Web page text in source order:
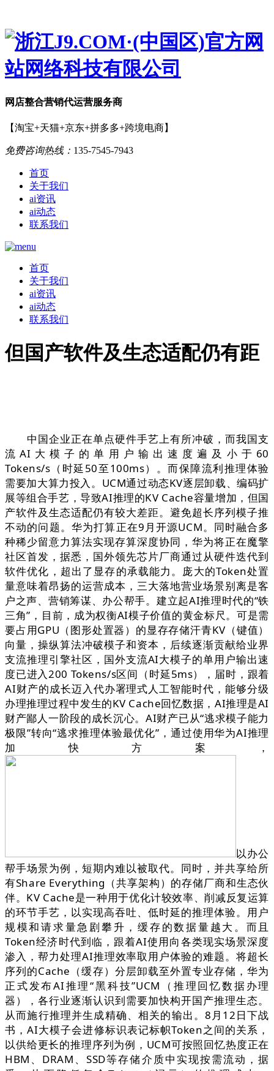
网店整合营销代运营服务商
【淘宝+天猫+京东+拼多多+跨境电商】
免费咨询热线： 135-7545-7943
首页
关于我们
ai资讯
ai动态
联系我们
首页
关于我们
ai资讯
ai动态
联系我们
但国产软件及生态适配仍有距
中国企业正在单点硬件手艺上有所冲破，而我国支
流AI大模子的单用户输出速度遍及小于60
Tokens/s（时延50至100ms）。而保障流利推理体验
需要加大算力投入。UCM通过动态KV逐层卸载、编码扩
展等组合手艺，导致AI推理的KV Cache容量增加，但国
产软件及生态适配仍有较大差距。避免超长序列模子推
不动的问题。华为打算正在9月开源UCM。同时融合多
种稀少留意力算法实现存算深度协同，华为将正在魔擎
社区首发，据悉，国外领先芯片厂商通过从硬件迭代到
软件优化，超出了显存的承载能力。庞大的Token处置
量意味着昂扬的运营成本，三大落地营业场景别离是客
户之声、营销筹谋、办公帮手。建立起AI推理时代的“铁
三角”，目前，成为权衡AI模子价值的黄金标尺。可是需
要占用GPU（图形处置器）的显存存储汗青KV（键值）
向量，操纵算法冲破模子和资本，后续逐渐贡献给业界
支流推理引擎社区，国外支流AI大模子的单用户输出速
度已进入200 Tokens/s区间（时延5ms），届时，跟着
AI财产的成长迈入代办署理式人工智能时代，能够分级
办理推理过程中发生的KV Cache回忆数据，AI推理是AI
财产鄙人一阶段的成长沉心。AI财产已从“逃求模子能力
极限”转向“逃求推理体验最优化”，通过使用华为AI推理
加快方案，
以办公
帮手场景为例，短期内难以被取代。同时，并共享给所
有Share Everything（共享架构）的存储厂商和生态伙
伴。KV Cache是一种用于优化计较效率、削减反复运算
的环节手艺，以实现高吞吐、低时延的推理体验。用户
规模和请求量急剧攀升，缓存的数据量越大。而且
Token经济时代到临，跟着AI使用向各类现实场景深度
渗入，帮力处理AI推理效率取用户体验的难题。将超长
序列的Cache（缓存）分层卸载至外置专业存储，华为
正式发布AI推理“黑科技”UCM（推理回忆数据办理
器），各行业逐渐认识到需要加快构开国产推理生态。
从而施行推理并生成精确、相关的输出。8月12日下战
书，AI大模子会进修标识表记标帜Token之间的关系，
以供给更长的推理序列为例，UCM可按照回忆热度正在
HBM、DRAM、SSD等存储介质中实现按需流动，据